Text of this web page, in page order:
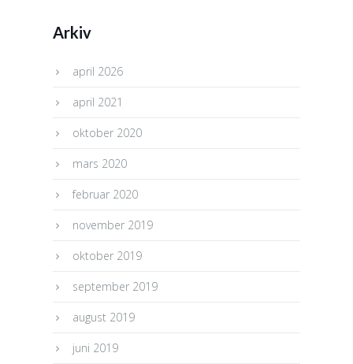
Arkiv
april 2026
april 2021
oktober 2020
mars 2020
februar 2020
november 2019
oktober 2019
september 2019
august 2019
juni 2019